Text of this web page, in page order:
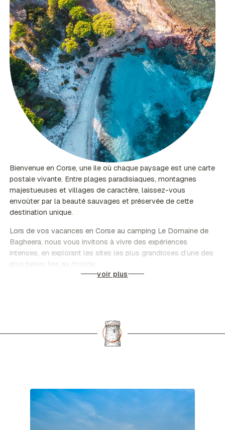
Bienvenue en Corse, une île où chaque paysage est une carte
postale vivante. Entre plages paradisiaques, montagnes
majestueuses et villages de caractère, laissez-vous
envoûter par la beauté sauvages et préservée de cette
destination unique.
Lors de vos vacances en Corse au camping Le Domaine de
Bagheera, nous vous invitons à vivre des expériences
intenses, en explorant les sites les plus grandioses d’une des
plus belles îles au monde.
voir plus